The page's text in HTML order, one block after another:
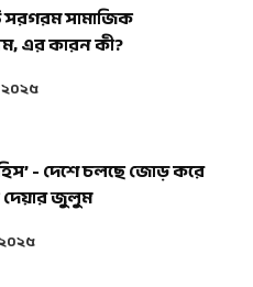
সরগরম সামাজিক
এর কারন কী?
- দেশে চলছে জোড় করে
দেয়ার জুলুম